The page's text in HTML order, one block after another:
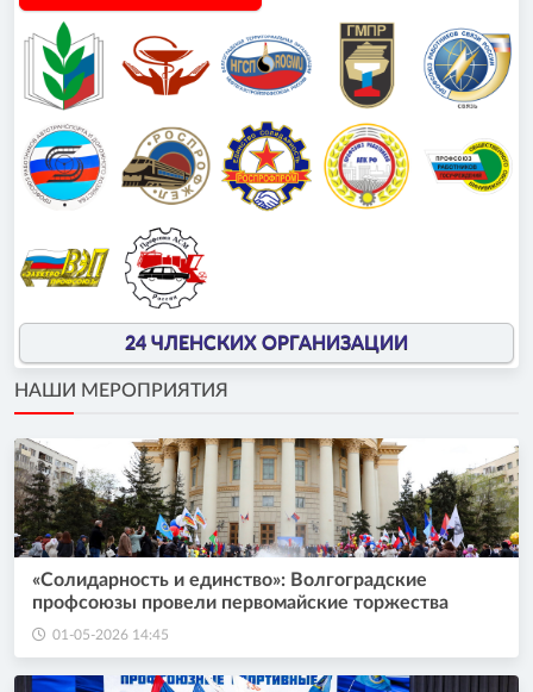
24 ЧЛЕНСКИХ ОРГАНИЗАЦИИ
НАШИ МЕРОПРИЯТИЯ
«Солидарность и единство»: Волгоградские
профсоюзы провели первомайские торжества
01-05-2026 14:45